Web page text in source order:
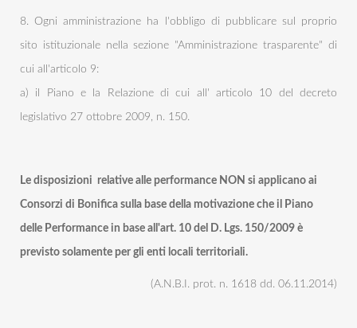
8. Ogni amministrazione ha l'obbligo di pubblicare sul proprio
sito istituzionale nella sezione "Amministrazione trasparente" di
cui all'articolo 9:
a) il Piano e la Relazione di cui all' articolo 10 del decreto
legislativo 27 ottobre 2009, n. 150.
Le disposizioni relative alle performance NON si applicano ai
Consorzi di Bonifica sulla base della motivazione che il Piano
delle Performance in base all'art. 10 del D. Lgs. 150/2009 è
previsto solamente per gli enti locali territoriali.
(A.N.B.I. prot. n. 1618 dd. 06.11.2014)